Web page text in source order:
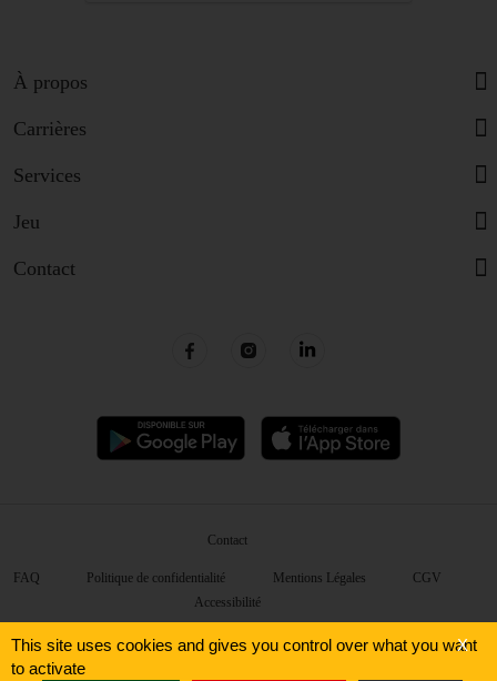
À propos
Carrières
Services
Jeu
Contact
Contact
FAQ Politique de confidentialité Mentions Légales
CGV
Accessibilité
© 2026 McDonald's. Tous droits réservés. X
This site uses cookies and gives you control over what you want
to activate